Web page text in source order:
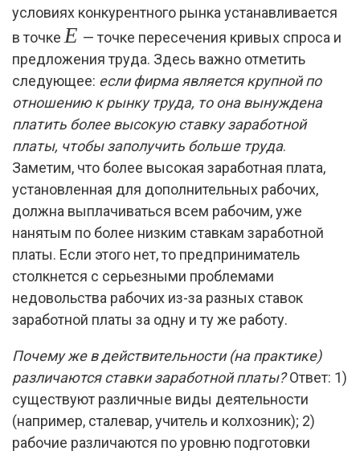
условиях конкурентного рынка устанавливается
в точке E — точке пересечения кривых спроса и
предложения труда. Здесь важно отметить
следующее: если фирма является крупной по
отношению к рынку труда, то она вынуждена
платить более высокую ставку заработной
платы, чтобы заполучить больше труда.
Заметим, что более высокая заработная плата,
установленная для дополнительных рабочих,
должна выплачиваться всем рабочим, уже
нанятым по более низким ставкам заработной
платы. Если этого нет, то предприниматель
столкнется с серьезными проблемами
недовольства рабочих из-за разных ставок
заработной платы за одну и ту же работу.
Почему же в действительности (на практике)
различаются ставки заработной платы?Ответ: 1)
существуют различные виды деятельности
(например, сталевар, учитель и колхозник); 2)
рабочие различаются по уровню подготовки